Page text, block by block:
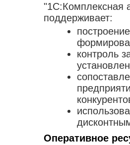
"1С:Комплексная
поддерживает:
контроль
Оперативное